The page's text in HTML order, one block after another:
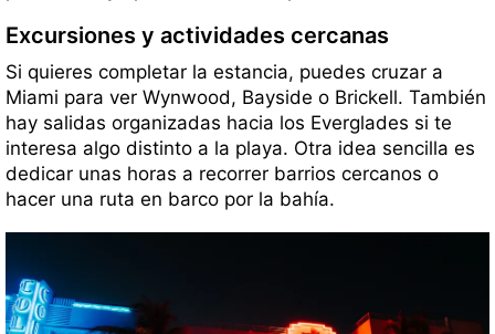
Excursiones y actividades cercanas
Si quieres completar la estancia, puedes cruzar a
Miami para ver Wynwood, Bayside o Brickell. También
hay salidas organizadas hacia los Everglades si te
interesa algo distinto a la playa. Otra idea sencilla es
dedicar unas horas a recorrer barrios cercanos o
hacer una ruta en barco por la bahía.